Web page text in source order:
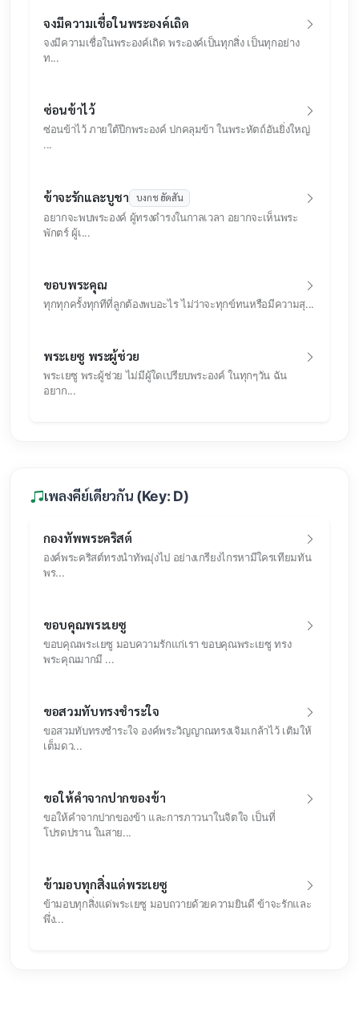
จงมีความเชื่อในพระองค์เถิด
จงมีความเชื่อในพระองค์เถิด พระองค์เป็นทุกสิ่ง เป็นทุกอย่าง
ท...
ซ่อนข้าไว้
ซ่อนข้าไว้ ภายใต้ปีกพระองค์ ปกคลุมข้า ในพระหัตถ์อันยิ่งใหญ่
...
ข้าจะรักและบูชา บงกช ฮัดสัน
อยากจะพบพระองค์ ผู้ทรงดำรงในกาลเวลา อยากจะเห็นพระ
พักตร์ ผู้เ...
ขอบพระคุณ
ทุกทุกครั้งทุกทีที่ลูกต้องพบอะไร ไม่ว่าจะทุกข์ทนหรือมีความสุ...
พระเยซู พระผู้ช่วย
พระเยซู พระผู้ช่วย ไม่มีผู้ใดเปรียบพระองค์ ในทุกๆวัน ฉัน
อยาก...
เพลงคีย์เดียวกัน (Key: D)
กองทัพพระคริสต์
องค์พระคริสต์ทรงนำทัพมุ่งไป อย่างเกรียงไกรหามีใครเทียมทัน
พร...
ขอบคุณพระเยซู
ขอบคุณพระเยซู มอบความรักแก่เรา ขอบคุณพระเยซู ทรง
พระคุณมากมี ...
ขอสวมทับทรงชำระใจ
ขอสวมทับทรงชำระใจ องค์พระวิญญาณทรงเจิมเกล้าไว้ เติมให้
เต็มดว...
ขอให้คำจากปากของข้า
ขอให้คำจากปากของข้า และการภาวนาในจิตใจ เป็นที่
โปรดปราน ในสาย...
ข้ามอบทุกสิ่งแด่พระเยซู
ข้ามอบทุกสิ่งแด่พระเยซู มอบถวายด้วยความยินดี ข้าจะรักและ
พึ่ง...